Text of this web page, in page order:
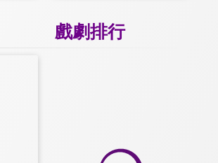
戲劇排行